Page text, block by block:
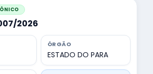
2026
ÓRGÃO
ESTADO DO PARA